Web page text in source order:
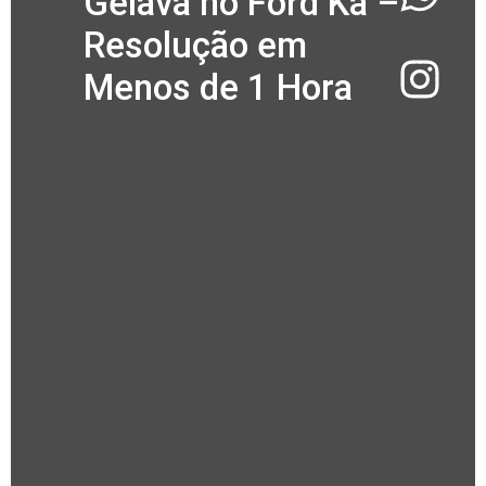
Resolução em
Menos de 1 Hora